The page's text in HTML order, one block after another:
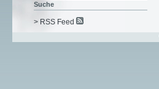
Suche
> RSS Feed